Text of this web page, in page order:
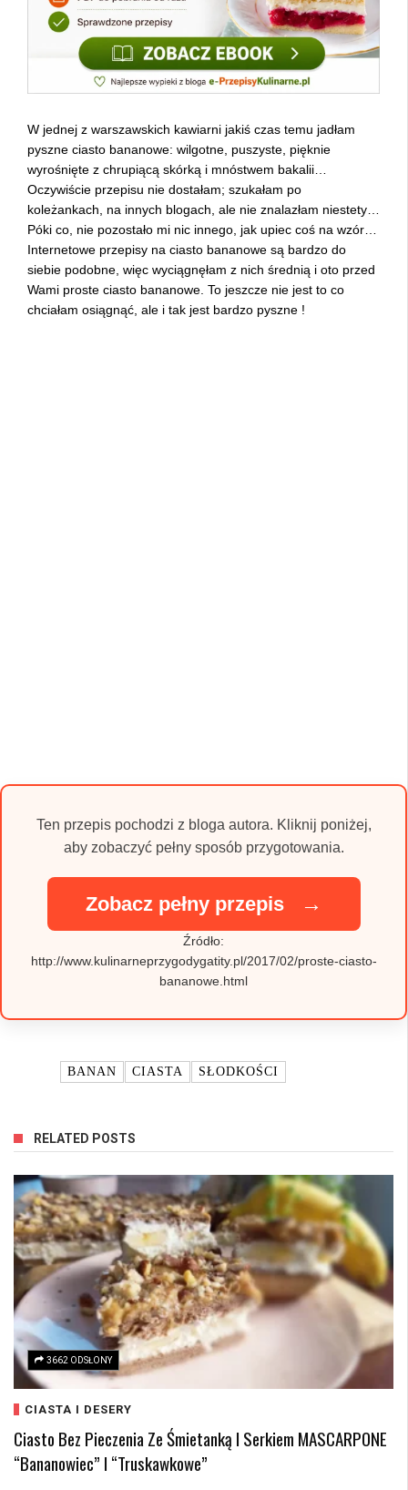
W jednej z warszawskich kawiarni jakiś czas temu jadłam
pyszne ciasto bananowe: wilgotne, puszyste, pięknie
wyrośnięte z chrupiącą skórką i mnóstwem bakalii…
Oczywiście przepisu nie dostałam; szukałam po
koleżankach, na innych blogach, ale nie znalazłam niestety…
Póki co, nie pozostało mi nic innego, jak upiec coś na wzór…
Internetowe przepisy na ciasto bananowe są bardzo do
siebie podobne, więc wyciągnęłam z nich średnią i oto przed
Wami proste ciasto bananowe. To jeszcze nie jest to co
chciałam osiągnąć, ale i tak jest bardzo pyszne !
Ten przepis pochodzi z bloga autora. Kliknij poniżej,
aby zobaczyć pełny sposób przygotowania.
Zobacz pełny przepis →
Źródło:
http://www.kulinarneprzygodygatity.pl/2017/02/proste-ciasto-
bananowe.html
BANAN CIASTA SŁODKOŚCI
RELATED POSTS
3662 ODSŁONY
CIASTA I DESERY
Ciasto Bez Pieczenia Ze Śmietanką I Serkiem MASCARPONE
“bananowiec” I “truskawkowe”